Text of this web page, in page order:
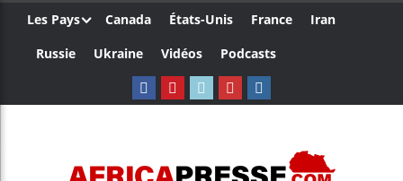
Les Pays Canada États-Unis France
Iran
Russie
Ukraine Vidéos Podcasts